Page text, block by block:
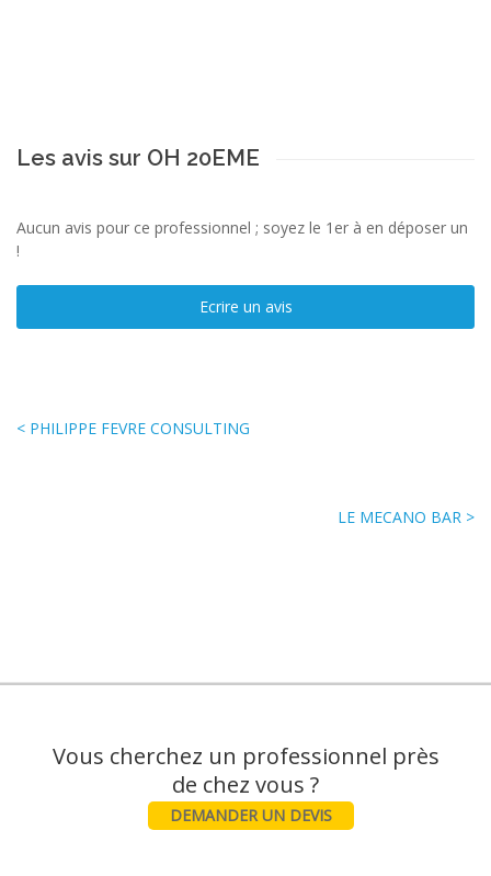
Les avis sur OH 20EME
Aucun avis pour ce professionnel ; soyez le 1er à en déposer un
!
Ecrire un avis
< PHILIPPE FEVRE CONSULTING
LE MECANO BAR >
Vous cherchez un professionnel près
DEMANDER UN DEVIS